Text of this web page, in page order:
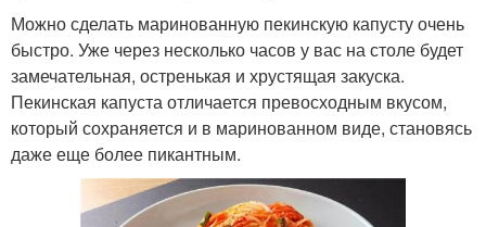
Можно сделать маринованную пекинскую капусту очень
быстро. Уже через несколько часов у вас на столе будет
замечательная, остренькая и хрустящая закуска.
Пекинская капуста отличается превосходным вкусом,
который сохраняется и в маринованном виде, становясь
даже еще более пикантным.